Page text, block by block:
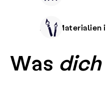
Alle Materialien
Was dich